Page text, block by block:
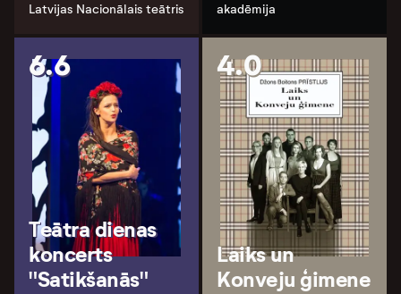
Latvijas Nacionālais teātris
akadēmija
6.6
Teātra dienas
koncerts
"Satikšanās"
4.0
Laiks un
Konveju ģimene